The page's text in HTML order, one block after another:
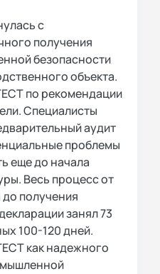
с
получения
безопасности
объекта.
по рекомендации
Специалисты
аудит
проблемы
еще до начала
Весь процесс от
получения
занял 73
100-120 дней.
как надежного